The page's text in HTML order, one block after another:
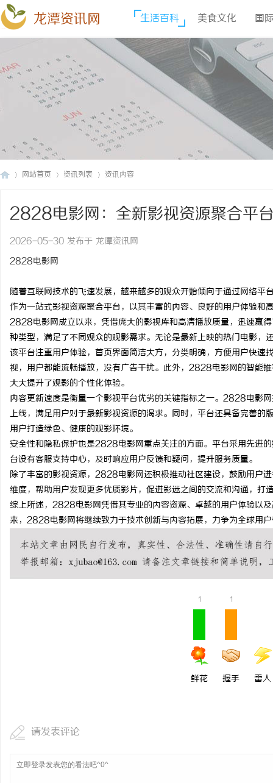
龙潭资讯网 生活百科 美食文化 国
网站首页 资讯列表 资讯内容
2828电影网：全新影视资源聚合平
2026-05-30 发布于 龙潭资讯网
2828电影网
随着互联网技术的飞速发展，越来越多的观众开始倾向于通过网络
作为一站式影视资源聚合平台，以其丰富的内容、良好的用户体验和
2828电影网成立以来，凭借庞大的影视库和高清播放质量，迅速赢
种类型，满足了不同观众的观影需求。无论是最新上映的热门电影
该平台注重用户体验，首页界面简洁大方，分类明确，方便用户快
视，用户都能流畅播放，没有广告干扰。此外，2828电影网的智能
大大提升了观影的个性化体验。
内容更新速度是衡量一个影视平台优劣的关键指标之一。2828电影
上线，满足用户对于最新影视资源的渴求。同时，平台还具备完善
用户打造绿色、健康的观影环境。
安全性和隐私保护也是2828电影网重点关注的方面。平台采用先进
台设有客服支持中心，及时响应用户反馈和疑问，提升服务质量。
除了丰富的影视资源，2828电影网还积极推动社区建设，鼓励用户
维度，帮助用户发现更多优质影片，促进影迷之间的交流和沟通，打
综上所述，2828电影网凭借其专业的内容资源、卓越的用户体验以
来，2828电影网将继续致力于技术创新与内容拓展，力争为全球用
1
鲜花
1
握手 雷人
请发表评论
面解析2828电影网：影视资源的丰富宝库 在线影院的崛起与未来